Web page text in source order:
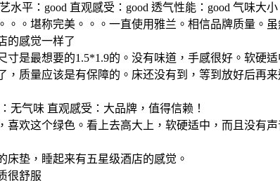
平：good 直观感受：good 透气性能：good 气味大小
。堪称完美。。。一直使用雅兰。相信品牌质量。
的感觉一样了
是最想要的1.5*1.9的。没有味道，手感很好。软硬适
质量应该是有保障的。床还没有到，等到放好后再
无气味 直观感受：大品牌，值得信赖！
欢这个绿色。看上去高大上，软硬适中，而且没有
垫，睡起来有五星级酒店的感觉。
很舒服